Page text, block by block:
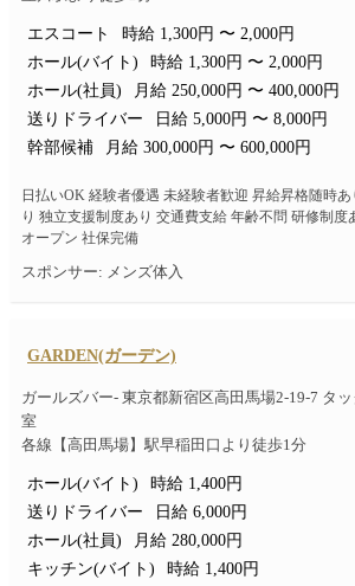
エスコート
時給 1,300円 〜 2,000円
ホール(バイト)
時給 1,300円 〜 2,000円
ホール(社員)
月給 250,000円 〜 400,000円
送りドライバー
日給 5,000円 〜 8,000円
幹部候補
月給 300,000円 〜 600,000円
日払いOK 経験者優遇 未経験者歓迎 昇給昇格随時
り 独立支援制度あり 交通費支給 年齢不問 研修制度
オープン 社保完備
スポンサー: メンズ体入
GARDEN(ガーデン)
ガールズバー- 東京都新宿区高田馬場2-19-7 タ
室
各線【高田馬場】駅早稲田口より徒歩1分
ホール(バイト)
時給 1,400円
送りドライバー
日給 6,000円
ホール(社員)
月給 280,000円
キッチン(バイト)
時給 1,400円